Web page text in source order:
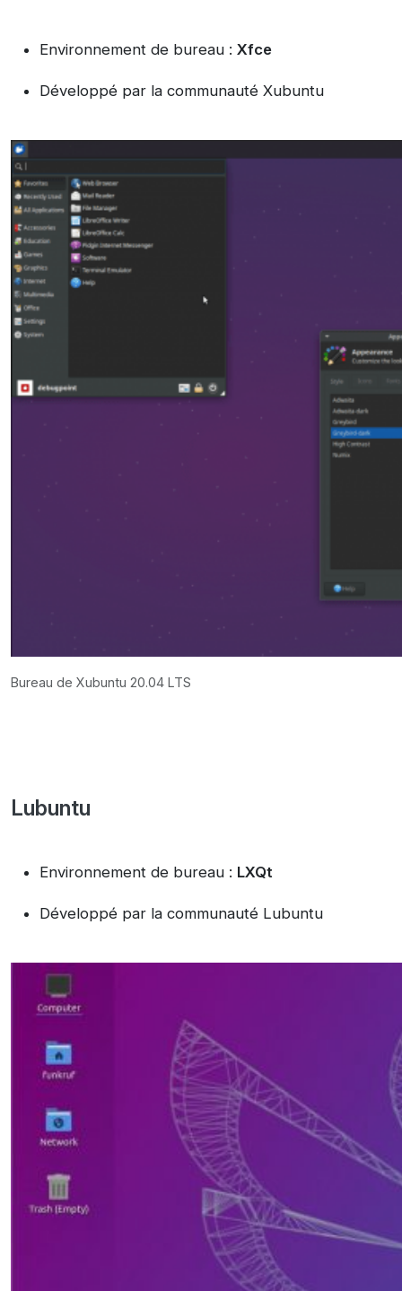
Environnement de bureau : Xfce
Développé par la communauté Xubuntu
Bureau de Xubuntu 20.04 LTS
Lubuntu
Environnement de bureau : LXQt
Développé par la communauté Lubuntu